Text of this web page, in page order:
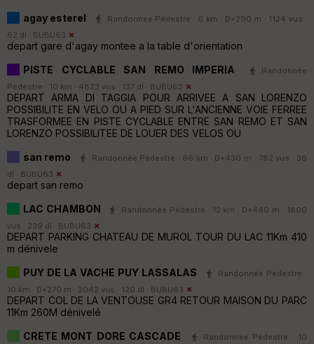
agay esterel
Randonnée Pédestre · 6 km · D+290 m · 1124 vus ·
62 dl · BUBU63
depart gare d'agay montee a la table d'orientation
PISTE CYCLABLE SAN REMO IMPERIA
Randonnée
Pédestre · 10 km · 4823 vus · 137 dl · BUBU63
DEPART ARMA DI TAGGIA POUR ARRIVEE A SAN LORENZO
POSSIBILITE EN VELO OU A PIED SUR L'ANCIENNE VOIE FERREE
TRASFORMEE EN PISTE CYCLABLE ENTRE SAN REMO ET SAN
LORENZO POSSIBILITEE DE LOUER DES VELOS OU
san remo
Randonnée Pédestre · 66 km · D+430 m · 782 vus · 36
dl · BUBU63
depart san remo
LAC CHAMBON
Randonnée Pédestre · 12 km · D+440 m · 1800
vus · 239 dl · BUBU63
DEPART PARKING CHATEAU DE MUROL TOUR DU LAC 11Km 410
m dénivele
PUY DE LA VACHE PUY LASSALAS
Randonnée Pédestre ·
10 km · D+270 m · 2042 vus · 120 dl · BUBU63
DEPART COL DE LA VENTOUSE GR4 RETOUR MAISON DU PARC
11Km 260M dénivelé
CRETE MONT DORE CASCADE
Randonnée Pédestre · 10